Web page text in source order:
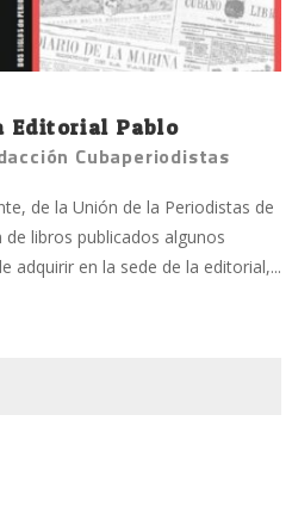
Editorial Pablo
Cubaperiodistas
de la Unión de la Periodistas de
libros publicados algunos
adquirir en la sede de la editorial,...